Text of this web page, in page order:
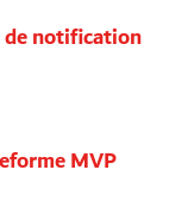
de notification
MVP